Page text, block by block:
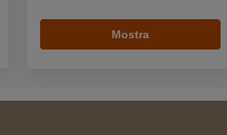
Mostra